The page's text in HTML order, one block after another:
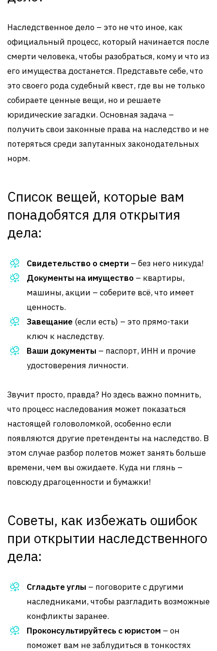
Наследственное дело – это не что иное, как
официальный процесс, который начинается после
смерти человека, чтобы разобраться, кому и что из
его имущества достанется. Представьте себе, что
это своего рода судебный квест, где вы не только
собираете ценные вещи, но и решаете
юридические загадки. Основная задача –
получить свои законные права на наследство и не
потеряться среди запутанных законодательных
норм.
Список вещей, которые вам
понадобятся для открытия
дела:
Свидетельство о смерти – без него никуда!
Документы на имущество – квартиры,
машины, акции – соберите всё, что имеет
ценность.
Завещание (если есть) – это прямо-таки
ключ к наследству.
Ваши документы – паспорт, ИНН и прочие
удостоверения личности.
Звучит просто, правда? Но здесь важно помнить,
что процесс наследования может показаться
настоящей головоломкой, особенно если
появляются другие претенденты на наследство. В
этом случае разбор полетов может занять больше
времени, чем вы ожидаете. Куда ни глянь –
повсюду драгоценности и бумажки!
Советы, как избежать ошибок
при открытии наследственного
дела:
Сгладьте углы – поговорите с другими
наследниками, чтобы разгладить возможные
конфликты заранее.
Проконсультируйтесь с юристом – он
поможет вам не заблудиться в тонкостях